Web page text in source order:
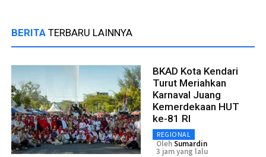
BERITA TERBARU LAINNYA
BKAD Kota Kendari
Turut Meriahkan
Karnaval Juang
Kemerdekaan HUT
ke-81 RI
REGIONAL
OlehSumardin
3 jam yang lalu